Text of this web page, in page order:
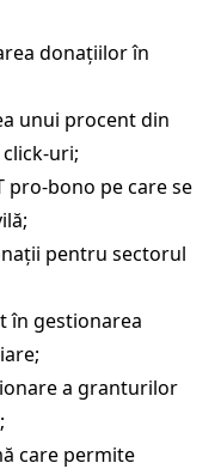
donațiilor în
unui procent din
uri;
pro-bono pe care se
pentru sectorul
în gestionarea
a granturilor
care permite